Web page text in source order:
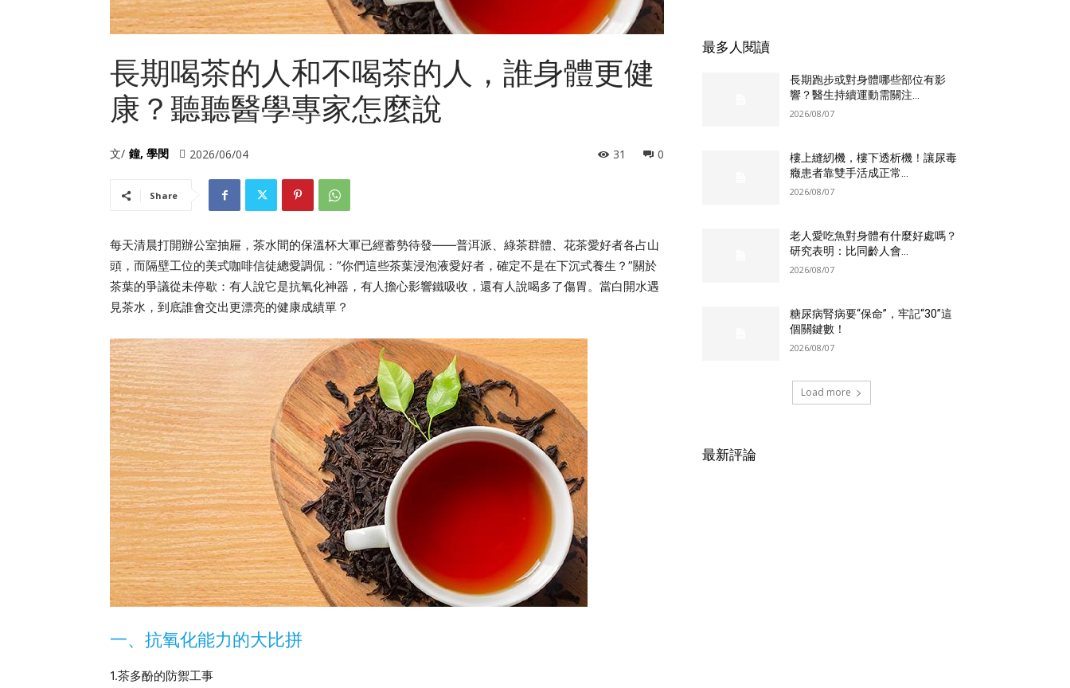
長期喝茶的人和不喝茶的人，誰身體更健
康？聽聽醫學專家怎麼說
文/ 鐘, 學閔 2026/06/04 0
31
Share
每天清晨打開辦公室抽屜，茶水間的保溫杯大軍已經蓄勢待發——普洱派、綠茶群體、花茶愛好者各占山
頭，而隔壁工位的美式咖啡信徒總愛調侃：”你們這些茶葉浸泡液愛好者，確定不是在下沉式養生？”關於
茶葉的爭議從未停歇：有人說它是抗氧化神器，有人擔心影響鐵吸收，還有人說喝多了傷胃。當白開水遇
見茶水，到底誰會交出更漂亮的健康成績單？
一、抗氧化能力的大比拼
1.茶多酚的防禦工事
最多人閱讀
長期跑步或對身體哪些部位有影
響？醫生持續運動需關注...
2026/08/07
樓上縫紉機，樓下透析機！讓尿毒
癥患者靠雙手活成正常...
2026/08/07
老人愛吃魚對身體有什麼好處嗎？
研究表明：比同齡人會...
2026/08/07
糖尿病腎病要“保命”，牢記“30”這
個關鍵數！
2026/08/07
Load more
最新評論